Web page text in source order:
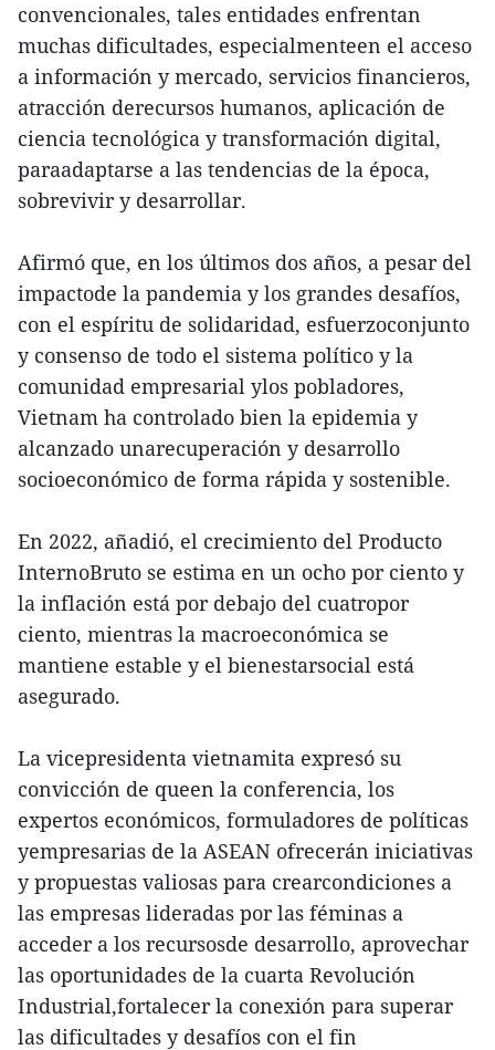
convencionales, tales entidades enfrentan
muchas dificultades, especialmenteen el acceso
a información y mercado, servicios financieros,
atracción derecursos humanos, aplicación de
ciencia tecnológica y transformación digital,
paraadaptarse a las tendencias de la época,
sobrevivir y desarrollar.
Afirmó que, en los últimos dos años, a pesar del
impactode la pandemia y los grandes desafíos,
con el espíritu de solidaridad, esfuerzoconjunto
y consenso de todo el sistema político y la
comunidad empresarial ylos pobladores,
Vietnam ha controlado bien la epidemia y
alcanzado unarecuperación y desarrollo
socioeconómico de forma rápida y sostenible.
En 2022, añadió, el crecimiento del Producto
InternoBruto se estima en un ocho por ciento y
la inflación está por debajo del cuatropor
ciento, mientras la macroeconómica se
mantiene estable y el bienestarsocial está
asegurado.
La vicepresidenta vietnamita expresó su
convicción de queen la conferencia, los
expertos económicos, formuladores de políticas
yempresarias de la ASEAN ofrecerán iniciativas
y propuestas valiosas para crearcondiciones a
las empresas lideradas por las féminas a
acceder a los recursosde desarrollo, aprovechar
las oportunidades de la cuarta Revolución
Industrial,fortalecer la conexión para superar
las dificultades y desafíos con el fin